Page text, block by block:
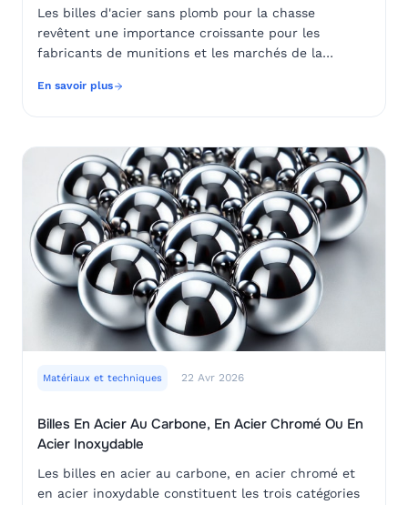
Les billes d'acier sans plomb pour la chasse
revêtent une importance croissante pour les
fabricants de munitions et les marchés de la
de matériau, de dureté, de calibre, de finition de
En savoir plus
Matériaux et techniques 22 Avr 2026
Billes En Acier Au Carbone, En Acier Chromé Ou En
Acier Inoxydable
Les billes en acier au carbone, en acier chromé et
en acier inoxydable constituent les trois catégories